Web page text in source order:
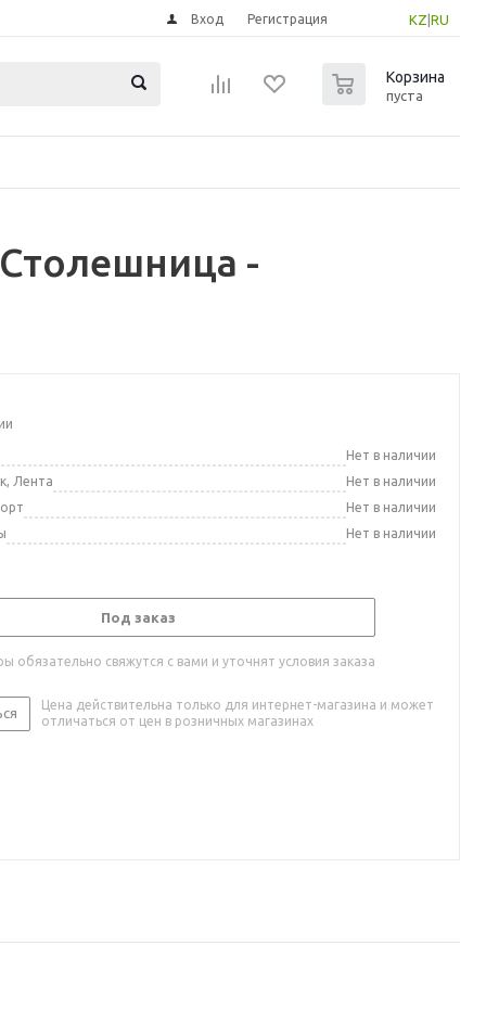
KZ RU
Вход Регистрация
Корзина
пуста
-
Нет в наличии
Лента
Нет в наличии
Нет в наличии
Нет в наличии
Под заказ
обязательно свяжутся с вами и уточнят условия заказа
Цена действительна только для интернет-магазина и может
отличаться от цен в розничных магазинах